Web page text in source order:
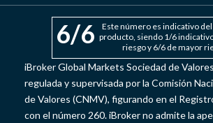
6/6
Este número es indicativo
producto, siendo 1/6
riesgo y 6/6 de mayor
iBroker Global Markets Sociedad de
regulada y supervisada por la Comisión
de Valores (CNMV), figurando en el
con el número 260. iBroker no admite la